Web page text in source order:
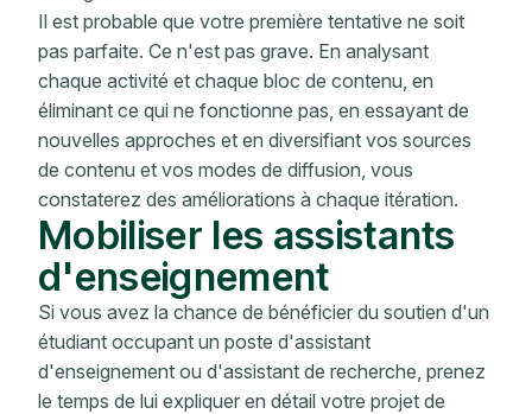
Il est probable que votre première tentative ne soit
pas parfaite. Ce n'est pas grave. En analysant
chaque activité et chaque bloc de contenu, en
éliminant ce qui ne fonctionne pas, en essayant de
nouvelles approches et en diversifiant vos sources
de contenu et vos modes de diffusion, vous
constaterez des améliorations à chaque itération.
Mobiliser les assistants
d'enseignement
Si vous avez la chance de bénéficier du soutien d'un
étudiant occupant un poste d'assistant
d'enseignement ou d'assistant de recherche, prenez
le temps de lui expliquer en détail votre projet de